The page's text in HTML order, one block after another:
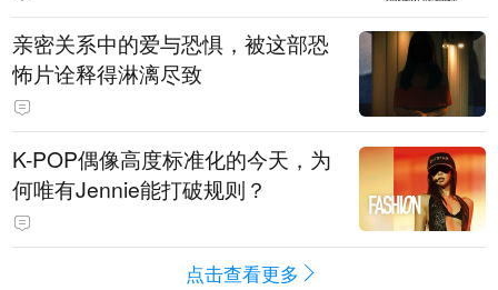
亲密关系中的爱与恐惧，被这部恐
怖片诠释得淋漓尽致
K-POP偶像高度标准化的今天，为
何唯有Jennie能打破规则？
点击查看更多